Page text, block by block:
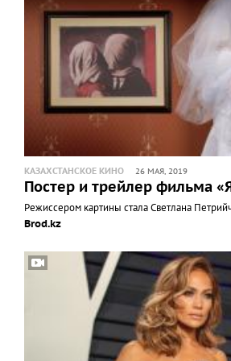
КАЗАХСТАНСКОЕ КИНО 26 МАЯ, 2019
Постер и трейлер фильма
Режиссером картины стала Светлана
Brod.kz